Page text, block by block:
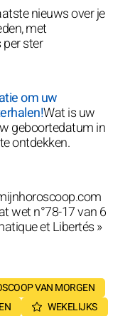
nieuws over je
met
ster
om uw
Wat is uw
geboortedatum in
ontdekken.
wet n°78-17 van 6
et Libertés »
VAN MORGEN
WEKELIJKS